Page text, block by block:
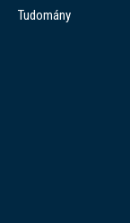
Tudomány